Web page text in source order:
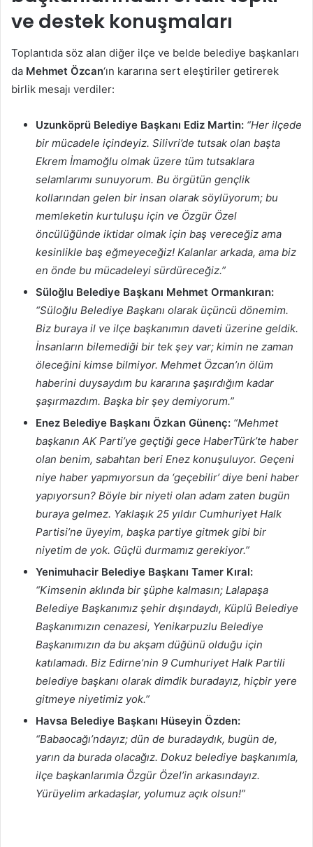
ve destek konuşmaları
Toplantıda söz alan diğer ilçe ve belde belediye başkanları
da Mehmet Özcan‘ın kararına sert eleştiriler getirerek
birlik mesajı verdiler:
Uzunköprü Belediye Başkanı Ediz Martin: “Her ilçede
bir mücadele içindeyiz. Silivri’de tutsak olan başta
Ekrem İmamoğlu olmak üzere tüm tutsaklara
selamlarımı sunuyorum. Bu örgütün gençlik
kollarından gelen bir insan olarak söylüyorum; bu
memleketin kurtuluşu için ve Özgür Özel
öncülüğünde iktidar olmak için baş vereceğiz ama
kesinlikle baş eğmeyeceğiz! Kalanlar arkada, ama biz
en önde bu mücadeleyi sürdüreceğiz.”
Süloğlu Belediye Başkanı Mehmet Ormankıran:
“Süloğlu Belediye Başkanı olarak üçüncü dönemim.
Biz buraya il ve ilçe başkanımın daveti üzerine geldik.
İnsanların bilemediği bir tek şey var; kimin ne zaman
öleceğini kimse bilmiyor. Mehmet Özcan’ın ölüm
haberini duysaydım bu kararına şaşırdığım kadar
şaşırmazdım. Başka bir şey demiyorum.”
Enez Belediye Başkanı Özkan Günenç: “Mehmet
başkanın AK Parti’ye geçtiği gece HaberTürk’te haber
olan benim, sabahtan beri Enez konuşuluyor. Geçeni
niye haber yapmıyorsun da ‘geçebilir’ diye beni haber
yapıyorsun? Böyle bir niyeti olan adam zaten bugün
buraya gelmez. Yaklaşık 25 yıldır Cumhuriyet Halk
Partisi’ne üyeyim, başka partiye gitmek gibi bir
niyetim de yok. Güçlü durmamız gerekiyor.”
Yenimuhacir Belediye Başkanı Tamer Kıral:
“Kimsenin aklında bir şüphe kalmasın; Lalapaşa
Belediye Başkanımız şehir dışındaydı, Küplü Belediye
Başkanımızın cenazesi, Yenikarpuzlu Belediye
Başkanımızın da bu akşam düğünü olduğu için
katılamadı. Biz Edirne’nin 9 Cumhuriyet Halk Partili
belediye başkanı olarak dimdik buradayız, hiçbir yere
gitmeye niyetimiz yok.”
Havsa Belediye Başkanı Hüseyin Özden:
“Babaocağı’ndayız; dün de buradaydık, bugün de,
yarın da burada olacağız. Dokuz belediye başkanımla,
ilçe başkanlarımla Özgür Özel’in arkasındayız.
Yürüyelim arkadaşlar, yolumuz açık olsun!”